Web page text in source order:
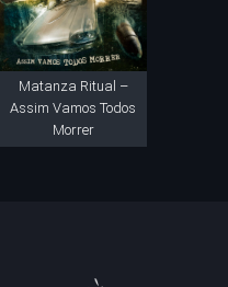
Matanza Ritual –
Assim Vamos Todos
Morrer